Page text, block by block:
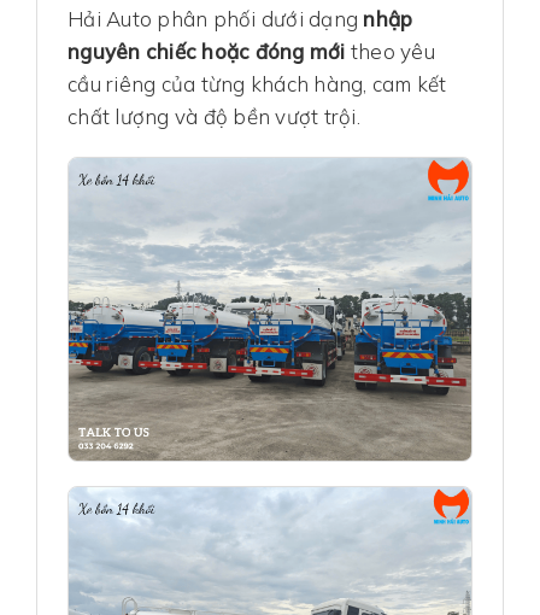
Hải Auto phân phối dưới dạng nhập
nguyên chiếc hoặc đóng mới theo yêu
cầu riêng của từng khách hàng, cam kết
chất lượng và độ bền vượt trội.